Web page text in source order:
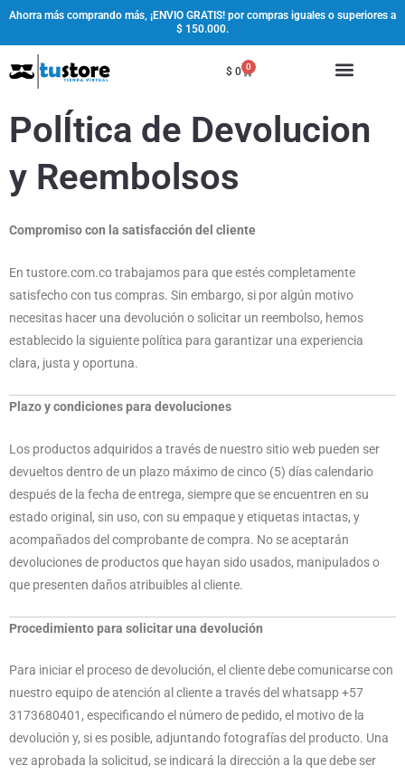
contenido
Ahorra más comprando más, ¡ENVIO GRATIS! por compras iguales o superiores a
$ 150.000.
$0 0
Cart
PolÍtica de Devolucion
y Reembolsos
Compromiso con la satisfacción del cliente
En tustore.com.co trabajamos para que estés completamente
satisfecho con tus compras. Sin embargo, si por algún motivo
necesitas hacer una devolución o solicitar un reembolso, hemos
establecido la siguiente política para garantizar una experiencia
clara, justa y oportuna.
Plazo y condiciones para devoluciones
Los productos adquiridos a través de nuestro sitio web pueden ser
devueltos dentro de un plazo máximo de cinco (5) días calendario
después de la fecha de entrega, siempre que se encuentren en su
estado original, sin uso, con su empaque y etiquetas intactas, y
acompañados del comprobante de compra. No se aceptarán
devoluciones de productos que hayan sido usados, manipulados o
que presenten daños atribuibles al cliente.
Procedimiento para solicitar una devolución
Para iniciar el proceso de devolución, el cliente debe comunicarse con
nuestro equipo de atención al cliente a través del whatsapp +57
3173680401, especificando el número de pedido, el motivo de la
devolución y, si es posible, adjuntando fotografías del producto. Una
vez aprobada la solicitud, se indicará la dirección a la que debe ser